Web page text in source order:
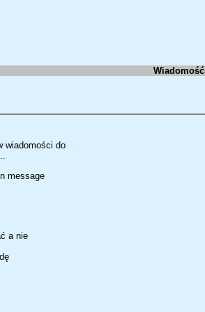
Wiadomość
wiadomości do
message
a nie